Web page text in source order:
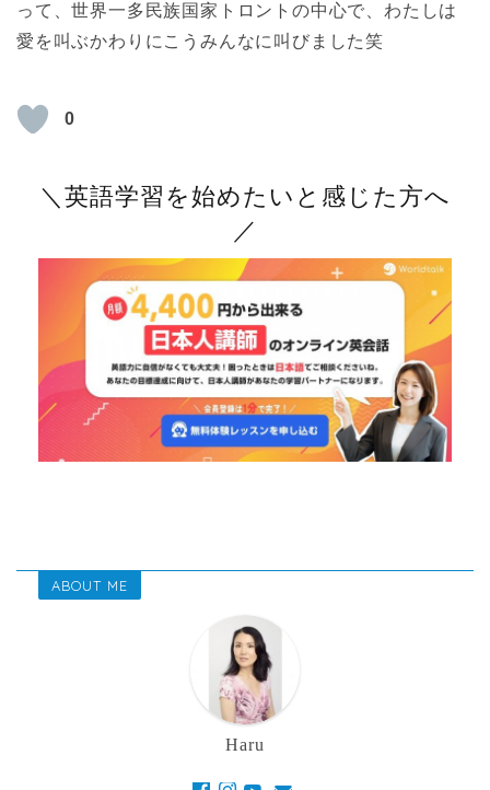
って、世界一多民族国家トロントの中心で、わたしは
愛を叫ぶかわりにこうみんなに叫びました笑
0
＼英語学習を始めたいと感じた方へ
／
ABOUT ME
Haru